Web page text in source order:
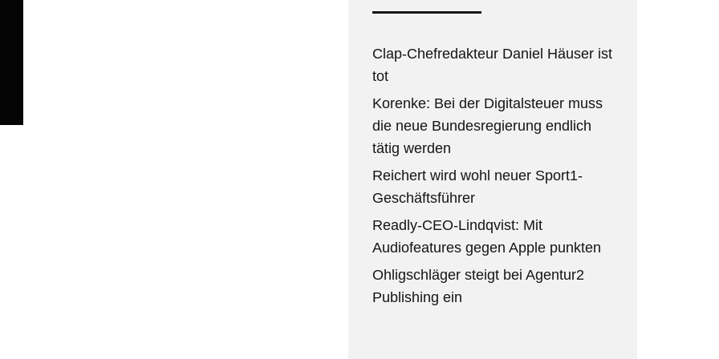
Clap-Chefredakteur Daniel Häuser ist
tot
Korenke: Bei der Digitalsteuer muss
die neue Bundesregierung endlich
tätig werden
Reichert wird wohl neuer Sport1-
Geschäftsführer
Readly-CEO-Lindqvist: Mit
Audiofeatures gegen Apple punkten
Ohligschläger steigt bei Agentur2
Publishing ein